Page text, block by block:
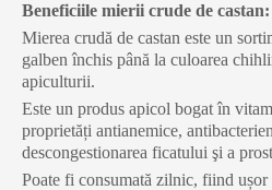
Beneficiile mierii crude de castan:
Mierea crudă de castan este un
galben închis până la culoarea
apiculturii.
Este un produs apicol bogat în
proprietăți antianemice,
descongestionarea ficatului şi a
Poate fi consumată zilnic, fiind ușor